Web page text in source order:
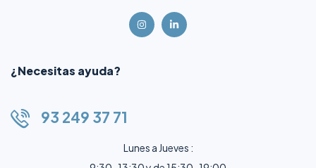
¿Necesitas ayuda?
93 249 37 71
Lunes a Jueves :